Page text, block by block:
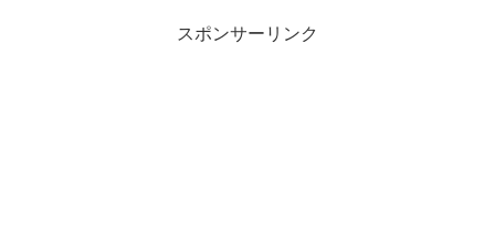
スポンサーリンク